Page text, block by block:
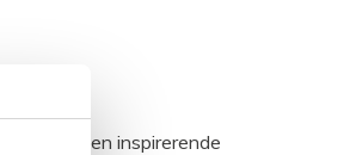
we een inspirerende